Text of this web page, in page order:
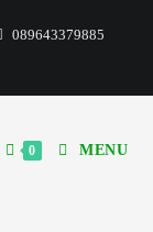
089643379885
0 MENU